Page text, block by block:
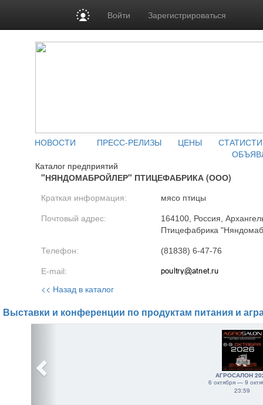
Войти Зарегистрироваться
НОВОСТИ ПРЕСС-РЕЛИЗЫ ЦЕНЫ
Каталог предприятий
"НЯНДОМАБРОЙЛЕР" ПТИЦЕФАБРИКА (ООО)
Краткая информация: мясо птицы
Почтовый адрес:
164100, Россия,
Птицефабрика
Телефон: (81838) 6-47-76
E-mail:
<< Назад в каталог
Выставки и конференции по продуктам питания и
АГРОСАЛОН
6 октября — 9
23:59